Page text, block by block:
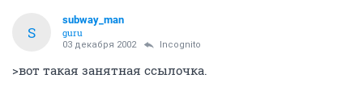
S
subway_man
guru
03 декабря 2002 Incognito
>вот такая занятная ссылочка.